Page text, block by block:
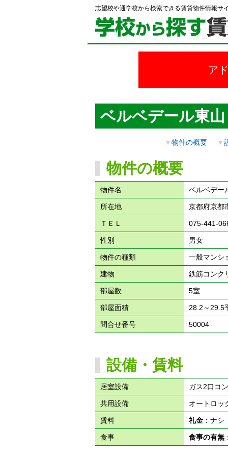
志望校や通学校から検索できる賃貸物件情報サ
ア
ベルベデール東山
▼物件の概要 ▼
物件の概要
物件名 ベルベデー
所在地 京都府京都
ＴＥＬ 075-441-
性別 男女
物件の種類 一般マンシ
建物 鉄筋コン
部屋数 5室
部屋面積 28.2～29.5
問合せ番号 50004
設備・賃料
居室設備 ガス2口コ
共用設備 オートロッ
賃料 礼金：ナ
食事 食事の有無